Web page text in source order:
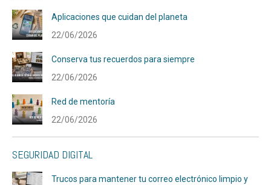
Aplicaciones que cuidan del planeta
22/06/2026
Conserva tus recuerdos para siempre
22/06/2026
Red de mentoría
22/06/2026
SEGURIDAD DIGITAL
Trucos para mantener tu correo electrónico limpio y